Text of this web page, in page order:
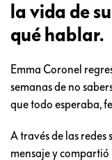
la vida de
qué hablar.
Emma Coronel
semanas de no
que todo esperaba,
A través de las redes
mensaje y